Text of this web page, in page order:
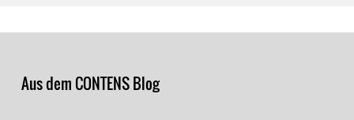
Aus dem CONTENS Blog